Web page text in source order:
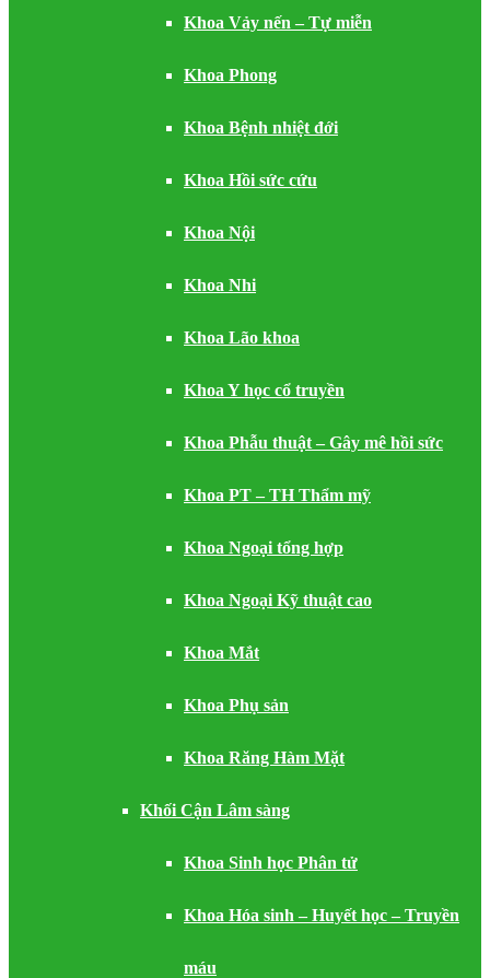
Khoa Vảy nến – Tự miễn
Khoa Phong
Khoa Bệnh nhiệt đới
Khoa Hồi sức cứu
Khoa Nội
Khoa Nhi
Khoa Lão khoa
Khoa Y học cổ truyền
Khoa Phẫu thuật – Gây mê hồi sức
Khoa PT – TH Thẩm mỹ
Khoa Ngoại tổng hợp
Khoa Ngoại Kỹ thuật cao
Khoa Mắt
Khoa Phụ sản
Khoa Răng Hàm Mặt
Khối Cận Lâm sàng
Khoa Sinh học Phân tử
Khoa Hóa sinh – Huyết học – Truyền
máu